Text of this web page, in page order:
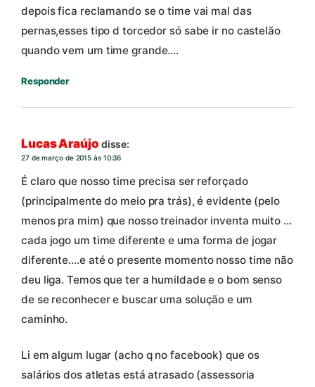
depois fica reclamando se o time vai mal das
pernas,esses tipo d torcedor só sabe ir no castelão
quando vem um time grande….
Responder
Lucas Araújo disse:
27 de março de 2015 às 10:36
É claro que nosso time precisa ser reforçado
(principalmente do meio pra trás), é evidente (pelo
menos pra mim) que nosso treinador inventa muito …
cada jogo um time diferente e uma forma de jogar
diferente….e até o presente momento nosso time não
deu liga. Temos que ter a humildade e o bom senso
de se reconhecer e buscar uma solução e um
caminho.
Li em algum lugar (acho q no facebook) que os
salários dos atletas está atrasado (assessoria